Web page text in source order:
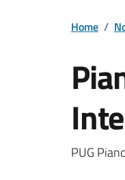
Home /
PUG